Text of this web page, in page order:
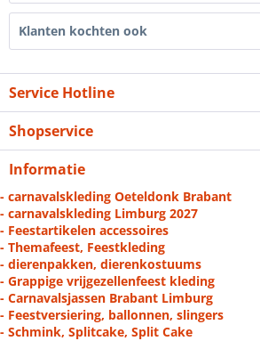
Klanten kochten ook
Service Hotline
Shopservice
Informatie
- carnavalskleding Oeteldonk Brabant
- carnavalskleding Limburg 2027
- Feestartikelen accessoires
- Themafeest, Feestkleding
- dierenpakken, dierenkostuums
- Grappige vrijgezellenfeest kleding
- Carnavalsjassen Brabant Limburg
- Feestversiering, ballonnen, slingers
- Schmink, Splitcake, Split Cake